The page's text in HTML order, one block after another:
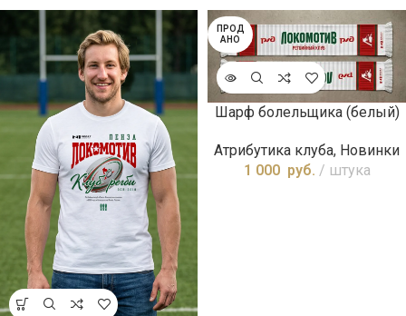
ПРОД
АНО
Шарф болельщика (белый)
Атрибутика клуба, Новинки
1 000 руб. штука